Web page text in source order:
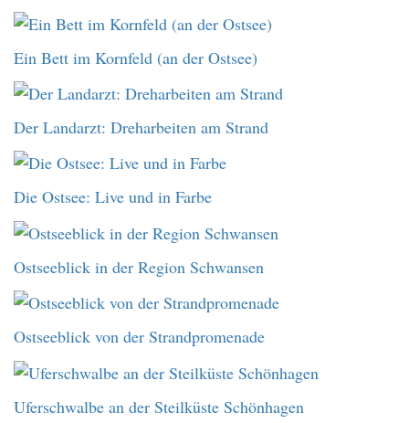
Ein Bett im Kornfeld (an der Ostsee)
Der Landarzt: Dreharbeiten am Strand
Die Ostsee: Live und in Farbe
Ostseeblick in der Region Schwansen
Ostseeblick von der Strandpromenade
Uferschwalbe an der Steilküste Schönhagen